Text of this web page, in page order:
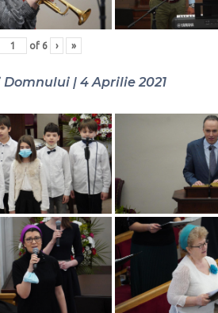
of 6 › »
| 4 Aprilie 2021